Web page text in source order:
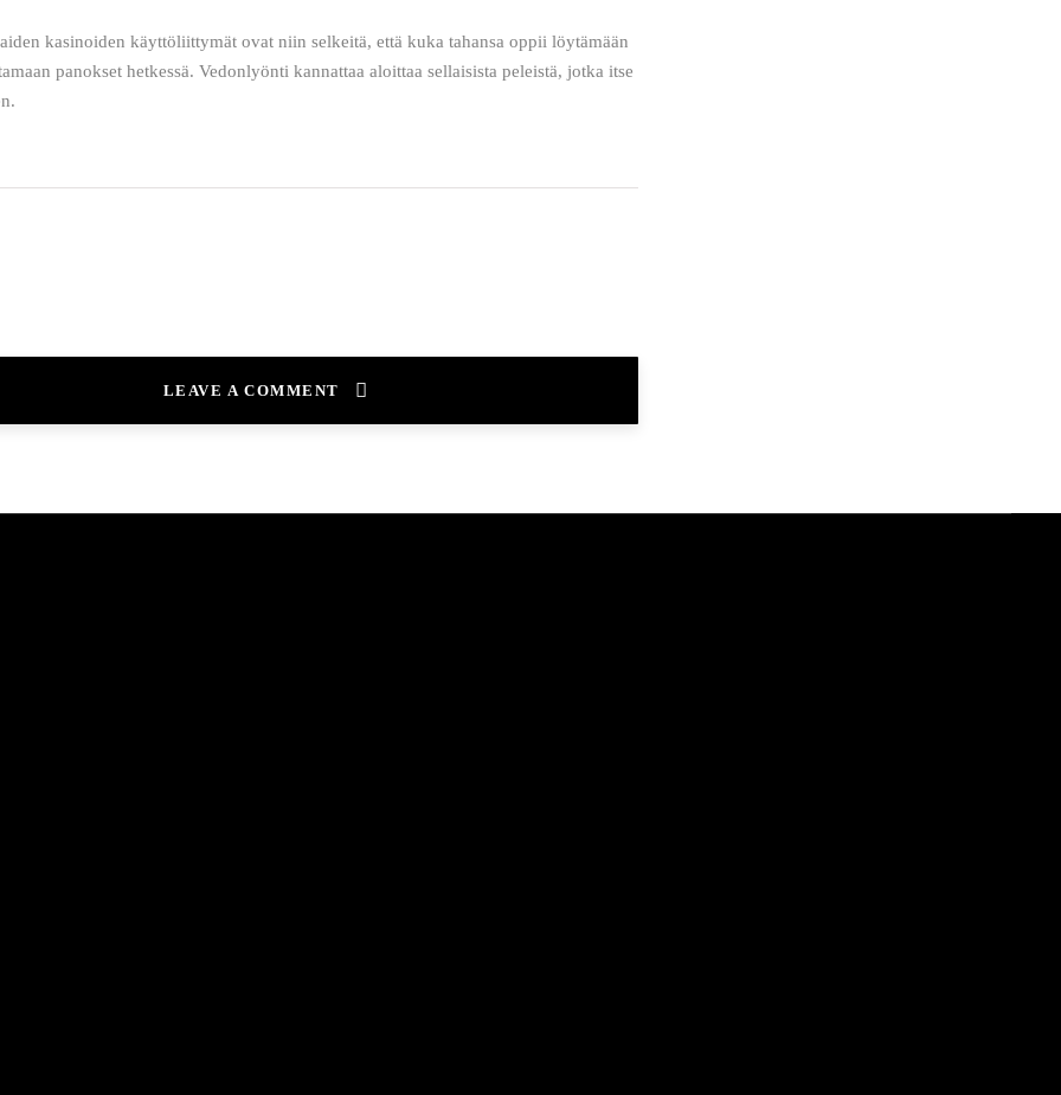
kasinoiden käyttöliittymät ovat niin selkeitä, että kuka tahansa oppii löytämään
panokset hetkessä. Vedonlyönti kannattaa aloittaa sellaisista peleistä, jotka itse
LEAVE A COMMENT